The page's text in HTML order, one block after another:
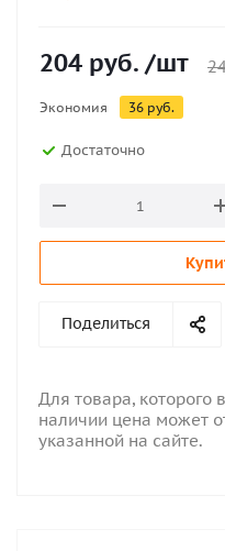
204 руб. /шт
Экономия 36 руб.
Достаточно
Поделиться
Для товара, которого
наличии цена может
указанной на сайте.